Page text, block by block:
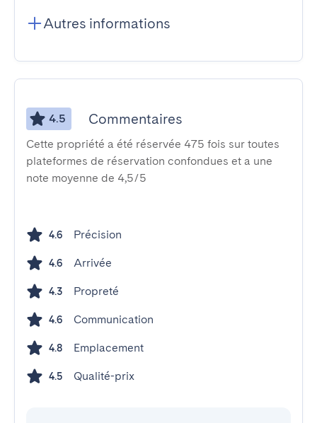
Autres informations
4.5 Commentaires
Cette propriété a été réservée 475 fois sur toutes
plateformes de réservation confondues et a une
note moyenne de 4,5/5
4.6 Précision
4.6 Arrivée
4.3 Propreté
4.6 Communication
4.8 Emplacement
4.5 Qualité-prix